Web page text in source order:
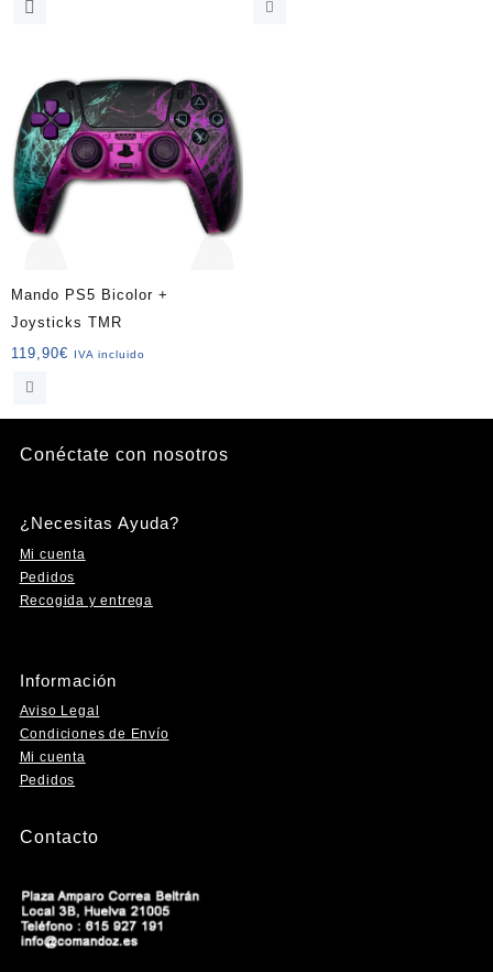
Mando PS5 Bicolor +
Joysticks TMR
119,90€ IVA incluido
Conéctate con nosotros
¿Necesitas Ayuda?
Mi cuenta
Pedidos
Recogida y entrega
Información
Aviso Legal
Condiciones de Envío
Mi cuenta
Pedidos
Contacto